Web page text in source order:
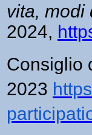
vita, modi
2024,
Consiglio
2023